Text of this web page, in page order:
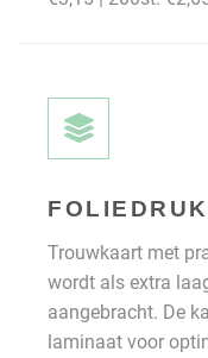
Trouwkaart met
wordt als extra
aangebracht. De
laminaat voor